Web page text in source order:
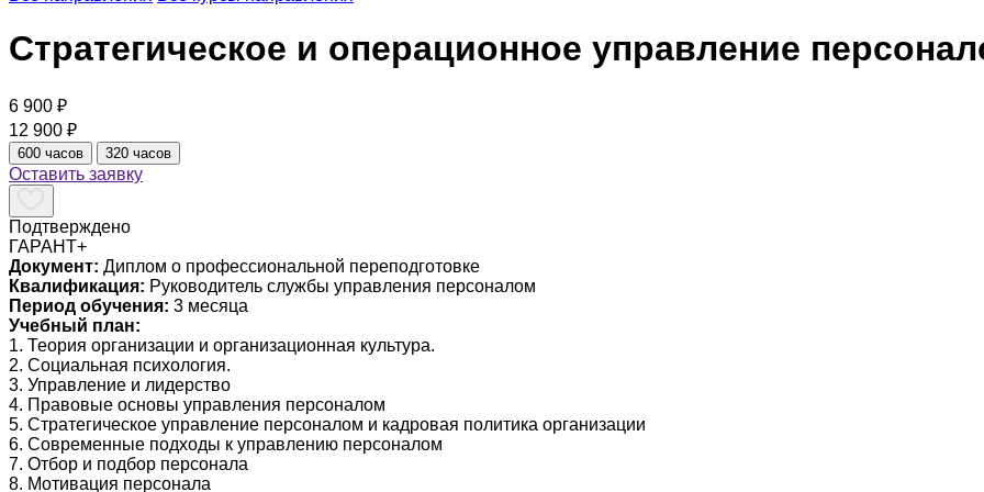
Стратегическое и операционное управление
6 900 ₽
12 900 ₽
600 часов 320 часов
Оставить заявку
Подтверждено
ГАРАНТ+
Документ: Диплом о профессиональной переподготовке
Квалификация: Руководитель службы управления персоналом
Период обучения: 3 месяца
Учебный план:
1. Теория организации и организационная культура.
2. Социальная психология.
3. Управление и лидерство
4. Правовые основы управления персоналом
5. Стратегическое управление персоналом и кадровая политика организации
6. Современные подходы к управлению персоналом
7. Отбор и подбор персонала
8. Мотивация персонала